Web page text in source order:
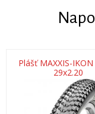
Plášť MAXXIS-
29x2.20